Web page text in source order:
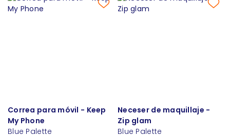
Correa para móvil - Keep
My Phone
Blue Palette
Neceser de maquillaje -
Zip glam
Blue Palette